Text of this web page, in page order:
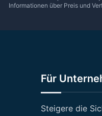
Informationen über Preis und
Für
Steigere die